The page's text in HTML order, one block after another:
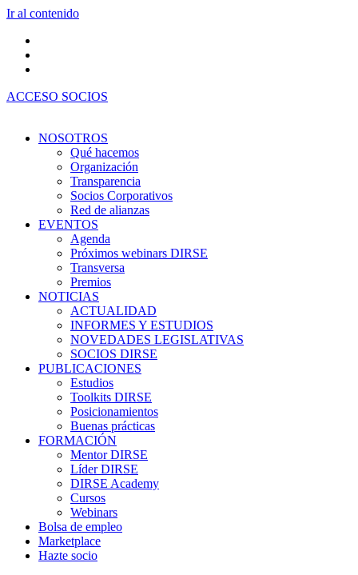
Ir al contenido
ACCESO SOCIOS
NOSOTROS
Qué hacemos
Organización
Transparencia
Socios Corporativos
Red de alianzas
EVENTOS
Agenda
Próximos webinars DIRSE
Transversa
Premios
NOTICIAS
ACTUALIDAD
INFORMES Y ESTUDIOS
NOVEDADES LEGISLATIVAS
SOCIOS DIRSE
PUBLICACIONES
Estudios
Toolkits DIRSE
Posicionamientos
Buenas prácticas
FORMACIÓN
Mentor DIRSE
Líder DIRSE
DIRSE Academy
Cursos
Webinars
Bolsa de empleo
Marketplace
Hazte socio